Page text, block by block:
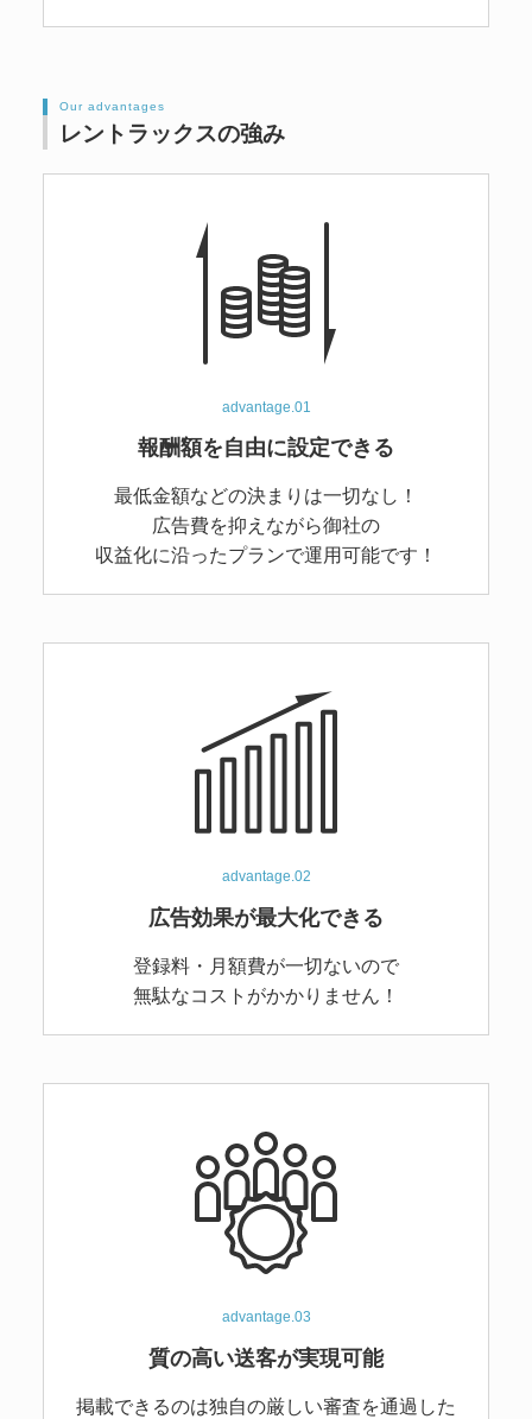
Our advantages
レントラックスの強み
advantage.01
報酬額を自由に設定できる
最低金額などの決まりは一切なし！
広告費を抑えながら御社の
収益化に沿ったプランで運用可能です！
advantage.02
広告効果が最大化できる
登録料・月額費が一切ないので
無駄なコストがかかりません！
advantage.03
質の高い送客が実現可能
掲載できるのは独自の厳しい審査を通過した